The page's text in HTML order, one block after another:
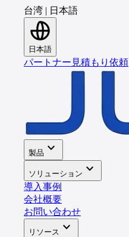
台湾 | 日本語
日本語
パートナー 見積もり依頼
製品 expand_more
ソリューション expand_more
導入事例
会社概要
お問い合わせ
リソース expand_more